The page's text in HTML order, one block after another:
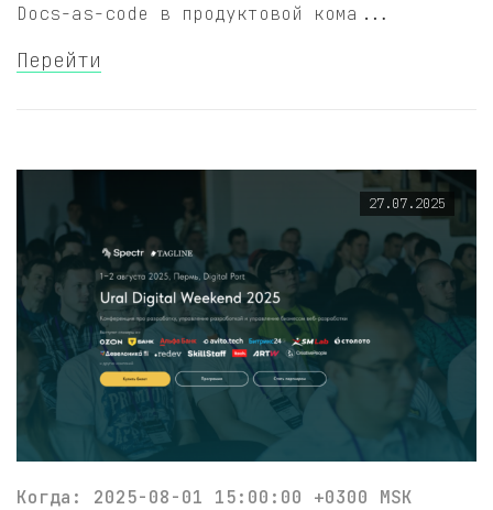
Docs-as-code в продуктовой кома...
Перейти
27.07.2025
Когда: 2025-08-01 15:00:00 +0300 MSK